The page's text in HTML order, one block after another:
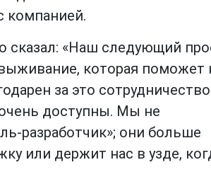
компанией.
сказал: «Наш следующий
которая поможет
за это
доступны. Мы не
разработчик»; они больше
или держит нас в узде,